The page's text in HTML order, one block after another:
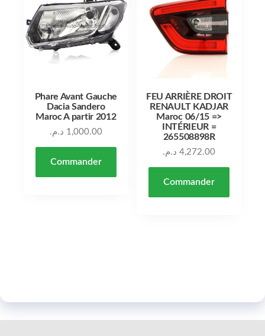
Phare Avant Gauche
Dacia Sandero
Maroc A partir 2012
1,000.00 د.م.
Commander
FEU ARRIÈRE DROIT
RENAULT KADJAR
Maroc 06/15 =>
INTÉRIEUR =
265508898R
4,272.00 د.م.
Commander